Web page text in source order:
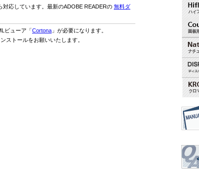
応しています。最新のADOBE READERの 無料ダ
ビューア「Cortona 」が必要になります。
ストールをお願いいたします。